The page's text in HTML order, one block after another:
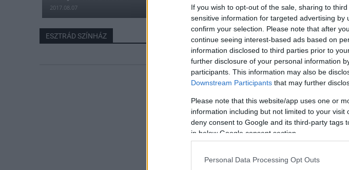
If you wish to opt-out of the sale, sharing to
sensitive information for targeted advertising
confirm your selection. Please note that after
continue seeing interest-based ads based on
information disclosed to third parties prior to
further disclosure of your personal information
participants. This information may also be
Downstream Participants that may further
Please note that this website/app uses one or
information including but not limited to your
deny consent to Google and its third-party tags
in below Google consent section.
Personal Data Processing Opt Outs
2017.08.07
ESZTRÁD SZÍNHÁZ